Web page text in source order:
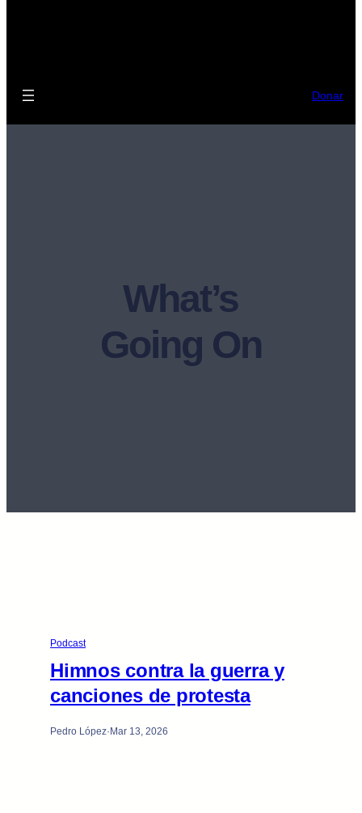
Donar
What’s
Going On
Podcast
Himnos contra la guerra y
canciones de protesta
Pedro López·Mar 13, 2026